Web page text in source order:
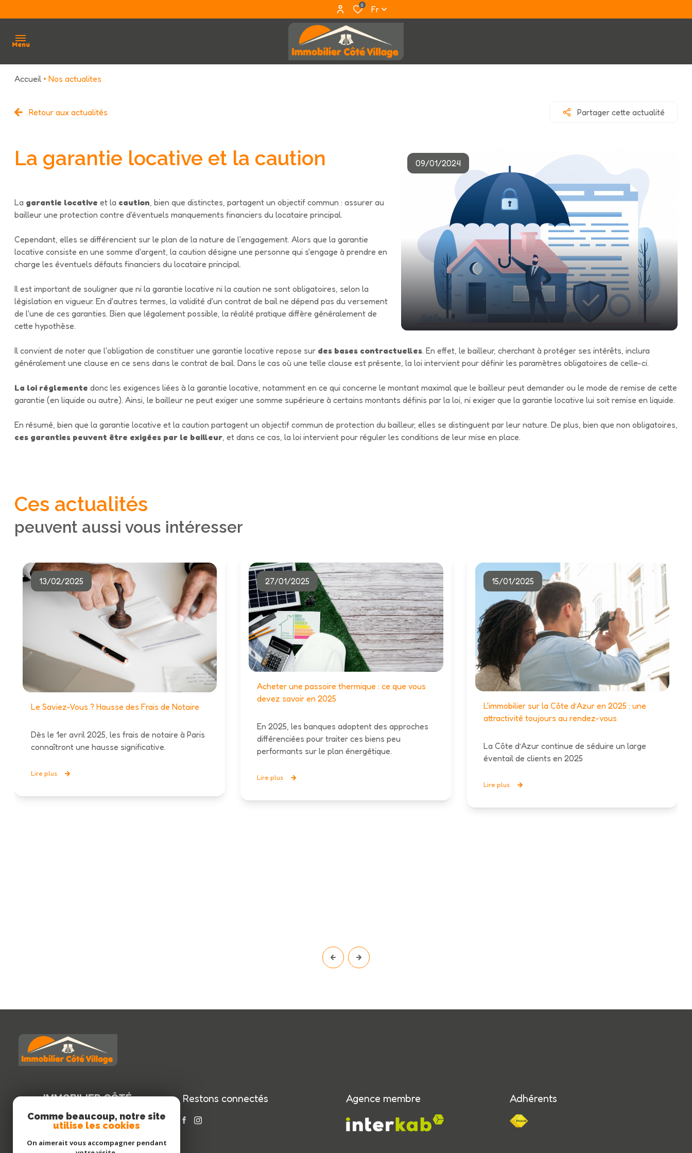
0 Fr
Menu
qui
acheter
estimation
actualités
Accueil Nos actualites
Retour aux actualités Partager cette actualité
09/01/2024
La garantie locative et la caution
La garantie locative et la caution , bien que distinctes, partagent un objectif commun : assurer au
bailleur une protection contre d'éventuels manquements financiers du locataire principal.
Cependant, elles se différencient sur le plan de la nature de l'engagement. Alors que la garantie
locative consiste en une somme d'argent, la caution désigne une personne qui s'engage à prendre en
charge les éventuels défauts financiers du locataire principal.
Il est important de souligner que ni la garantie locative ni la caution ne sont obligatoires, selon la
législation en vigueur. En d'autres termes, la validité d'un contrat de bail ne dépend pas du versement
de l'une de ces garanties. Bien que légalement possible, la réalité pratique diffère généralement de
cette hypothèse.
Il convient de noter que l'obligation de constituer une garantie locative repose sur des bases contractuelles. En effet, le bailleur, cherchant à protéger ses intérêts, inclura
généralement une clause en ce sens dans le contrat de bail. Dans le cas où une telle clause est présente, la loi intervient pour définir les paramètres obligatoires de celle-ci.
La loi réglemente donc les exigences liées à la garantie locative, notamment en ce qui concerne le montant maximal que le bailleur peut demander ou le mode de remise de cette
garantie (en liquide ou autre). Ainsi, le bailleur ne peut exiger une somme supérieure à certains montants définis par la loi, ni exiger que la garantie locative lui soit remise en liquide.
En résumé, bien que la garantie locative et la caution partagent un objectif commun de protection du bailleur, elles se distinguent par leur nature. De plus, bien que non obligatoires,
ces garanties peuvent être exigées par le bailleur , et dans ce cas, la loi intervient pour réguler les conditions de leur mise en place.
Ces actualités
peuvent aussi vous intéresser
13/02/2025
Le Saviez-Vous ? Hausse des Frais de Notaire
Dès le 1er avril 2025, les frais de notaire à Paris
connaîtront une hausse significative.
Lire plus
27/01/2025
Acheter une passoire thermique : ce que vous
devez savoir en 2025
En 2025, les banques adoptent des approches
différenciées pour traiter ces biens peu
performants sur le plan énergétique.
Lire plus
15/01/2025
L'immobilier sur la Côte d’Azur en 2025 : une
attractivité toujours au rendez-vous
La Côte d’Azur continue de séduire un large
éventail de clients en 2025
Lire plus
IMMOBILIER CÔTÉ
VILLAGE
icv.pmineur@gmail.com
Restons connectés Agence membre Adhérents
Comme beaucoup, notre site
utilise les cookies
On aimerait vous accompagner pendant